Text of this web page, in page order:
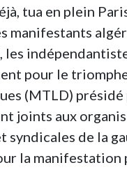
tua en plein
manifestants
pour le
(MTLD) présidé
joints aux
syndicales de la
la manifestation